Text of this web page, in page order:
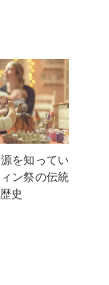
を知ってい
ン祭の伝統
史